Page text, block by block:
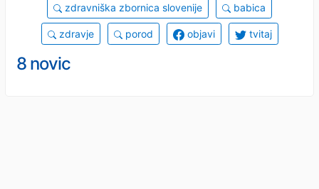
zdravniška zbornica slovenije babica
zdravje porod objavi tvitaj
8 novic